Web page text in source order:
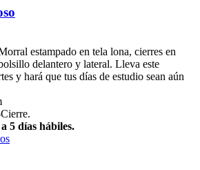
estampado en tela lona, cierres en
delantero y lateral. Lleva este
y hará que tus días de estudio sean aún
5 días hábiles.